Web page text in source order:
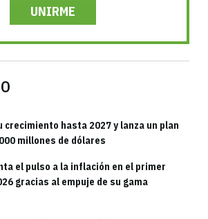
UNIRME
crecimiento hasta 2027 y lanza un plan
millones de dólares
el pulso a la inflación en el primer
gracias al empuje de su gama